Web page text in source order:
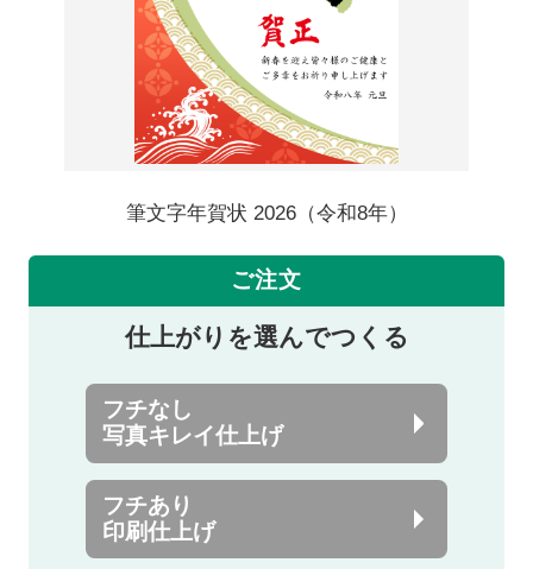
筆文字年賀状 2026（令和8年）
ご注文
仕上がりを選んでつくる
フチなし
写真キレイ仕上げ
フチあり
印刷仕上げ